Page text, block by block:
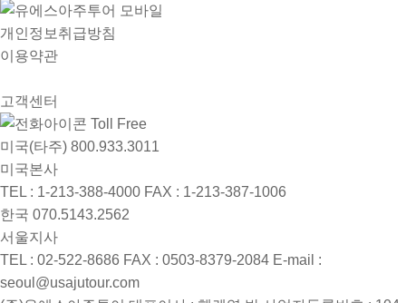
개인정보취급방침
이용약관
고객센터
Toll Free
미국(타주) 800.933.3011
미국본사
TEL : 1-213-388-4000 FAX : 1-213-387-1006
한국 070.5143.2562
서울지사
TEL : 02-522-8686 FAX : 0503-8379-2084 E-mail :
seoul@usajutour.com